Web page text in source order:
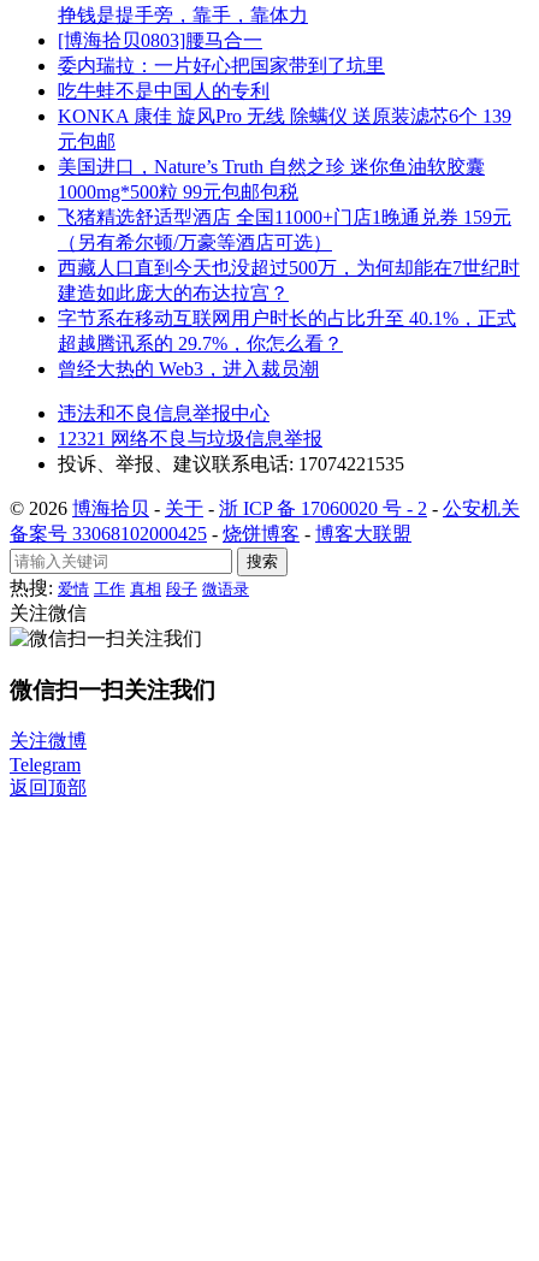
挣钱是提手旁，靠手，靠体力
[博海拾贝0803]腰马合一
委内瑞拉：一片好心把国家带到了坑里
吃牛蛙不是中国人的专利
KONKA 康佳 旋风Pro 无线 除螨仪 送原装滤芯6个 139
元包邮
美国进口，Nature’s Truth 自然之珍 迷你鱼油软胶囊
1000mg*500粒 99元包邮包税
飞猪精选舒适型酒店 全国11000+门店1晚通兑券 159元
（另有希尔顿/万豪等酒店可选）
西藏人口直到今天也没超过500万，为何却能在7世纪时
建造如此庞大的布达拉宫？
字节系在移动互联网用户时长的占比升至 40.1%，正式
超越腾讯系的 29.7%，你怎么看？
曾经大热的 Web3，进入裁员潮
违法和不良信息举报中心
12321 网络不良与垃圾信息举报
投诉、举报、建议联系电话: 17074221535
© 2026 博海拾贝 - 关于 - 浙 ICP 备 17060020 号 - 2 - 公安机关
备案号 33068102000425 - 烧饼博客 - 博客大联盟
搜索
热搜: 爱情 工作 真相 段子 微语录
关注微信
微信扫一扫关注我们
关注微博
Telegram
返回顶部